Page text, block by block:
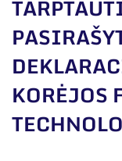
KORĖJOS